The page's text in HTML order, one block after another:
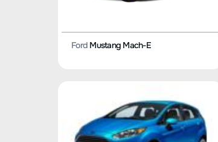
Ford Mustang Mach-E